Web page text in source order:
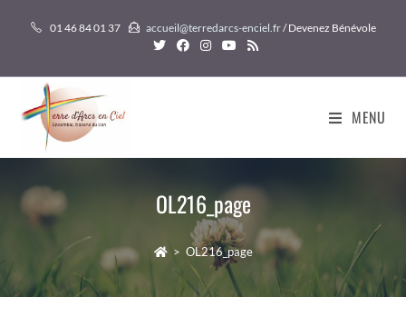
01 46 84 01 37 accueil@terredarcs-enciel.fr/ Devenez Bénévole
MENU
OL216_page
> OL216_page